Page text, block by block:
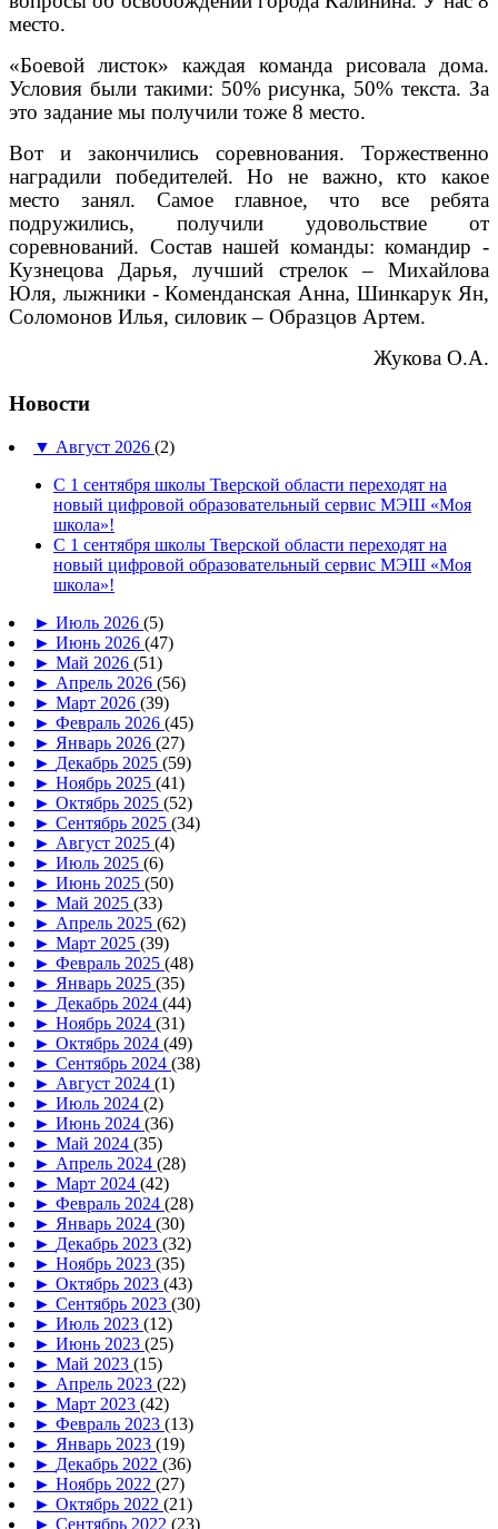
место.
«Боевой листок» каждая команда рисовала дома.
Условия были такими: 50% рисунка, 50% текста. За
это задание мы получили тоже 8 место.
Вот и закончились соревнования. Торжественно
наградили победителей. Но не важно, кто какое
место занял. Самое главное, что все ребята
подружились, получили удовольствие от
соревнований. Состав нашей команды: командир -
Кузнецова Дарья, лучший стрелок – Михайлова
Юля, лыжники - Коменданская Анна, Шинкарук Ян,
Соломонов Илья, силовик – Образцов Артем.
Жукова О.А.
Новости
▼ Август 2026 (2)
С 1 сентября школы Тверской области переходят на
новый цифровой образовательный сервис МЭШ «Моя
школа»!
С 1 сентября школы Тверской области переходят на
новый цифровой образовательный сервис МЭШ «Моя
школа»!
► Июль 2026 (5)
► Июнь 2026 (47)
► Май 2026 (51)
► Апрель 2026 (56)
► Март 2026 (39)
► Февраль 2026 (45)
► Январь 2026 (27)
► Декабрь 2025 (59)
► Ноябрь 2025 (41)
► Октябрь 2025 (52)
► Сентябрь 2025 (34)
► Август 2025 (4)
► Июль 2025 (6)
► Июнь 2025 (50)
► Май 2025 (33)
► Апрель 2025 (62)
► Март 2025 (39)
► Февраль 2025 (48)
► Январь 2025 (35)
► Декабрь 2024 (44)
► Ноябрь 2024 (31)
► Октябрь 2024 (49)
► Сентябрь 2024 (38)
► Август 2024 (1)
► Июль 2024 (2)
► Июнь 2024 (36)
► Май 2024 (35)
► Апрель 2024 (28)
► Март 2024 (42)
► Февраль 2024 (28)
► Январь 2024 (30)
► Декабрь 2023 (32)
► Ноябрь 2023 (35)
► Октябрь 2023 (43)
► Сентябрь 2023 (30)
► Июль 2023 (12)
► Июнь 2023 (25)
► Май 2023 (15)
► Апрель 2023 (22)
► Март 2023 (42)
► Февраль 2023 (13)
► Январь 2023 (19)
► Декабрь 2022 (36)
► Ноябрь 2022 (27)
► Октябрь 2022 (21)
► Сентябрь 2022 (23)